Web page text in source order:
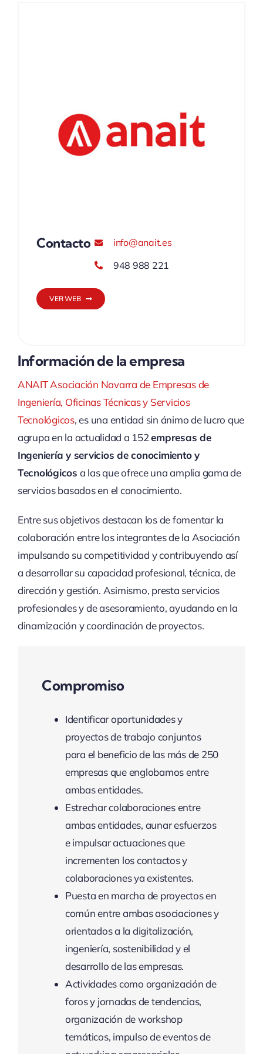
Contacto
info@anait.es
948 988 221
VER WEB
Información de la empresa
ANAIT Asociación Navarra de Empresas de
Ingeniería, Oficinas Técnicas y Servicios
Tecnológicos, es una entidad sin ánimo de lucro que
agrupa en la actualidad a 152empresas de
Ingeniería y servicios de conocimiento y
Tecnológicos a las que ofrece una amplia gama de
servicios basados en el conocimiento.
Entre sus objetivos destacan los de fomentar la
colaboración entre los integrantes de la Asociación
impulsando su competitividad y contribuyendo así
a desarrollar su capacidad profesional, técnica, de
dirección y gestión. Asimismo, presta servicios
profesionales y de asesoramiento, ayudando en la
dinamización y coordinación de proyectos.
Compromiso
Identificar oportunidades y
proyectos de trabajo conjuntos
para el beneficio de las más de 250
empresas que englobamos entre
ambas entidades.
Estrechar colaboraciones entre
ambas entidades, aunar esfuerzos
e impulsar actuaciones que
incrementen los contactos y
colaboraciones ya existentes.
Puesta en marcha de proyectos en
común entre ambas asociaciones y
orientados a la digitalización,
ingeniería, sostenibilidad y el
desarrollo de las empresas.
Actividades como organización de
foros y jornadas de tendencias,
organización de workshop
temáticos, impulso de eventos de